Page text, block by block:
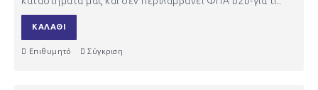
ΚΑΛΆΘΙ
Επιθυμητό Σύγκριση